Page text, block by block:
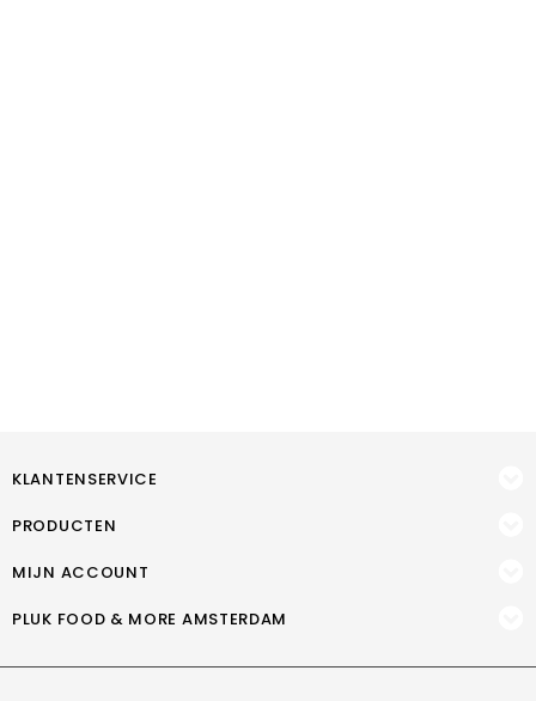
KLANTENSERVICE
PRODUCTEN
MIJN ACCOUNT
PLUK FOOD & MORE AMSTERDAM